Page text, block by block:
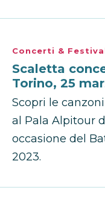
Concerti &
Scaletta
Torino, 25
Scopri le
al Pala Alpitour
occasione del
2023.